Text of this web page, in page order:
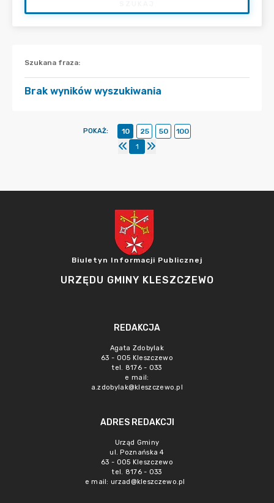
Szukana fraza:
Brak wyników wyszukiwania
POKAŻ: 10 25 50
100
1
Biuletyn Informacji Publicznej
URZĘDU GMINY KLESZCZEWO
REDAKCJA
Agata Zdobylak
63 - 005 Kleszczewo
tel. 8176 - 033
e mail:
a.zdobylak@kleszczewo.pl
ADRES REDAKCJI
Urząd Gminy
ul. Poznańska 4
63 - 005 Kleszczewo
tel. 8176 - 033
e mail: urzad@kleszczewo.pl